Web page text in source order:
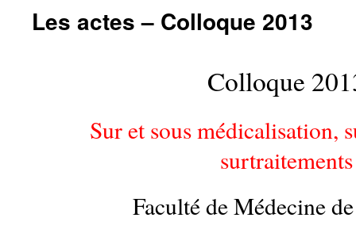
Les actes – Colloque 2013
Colloque
Sur et sous médicalisation,
surtraitements
Faculté de Médecine